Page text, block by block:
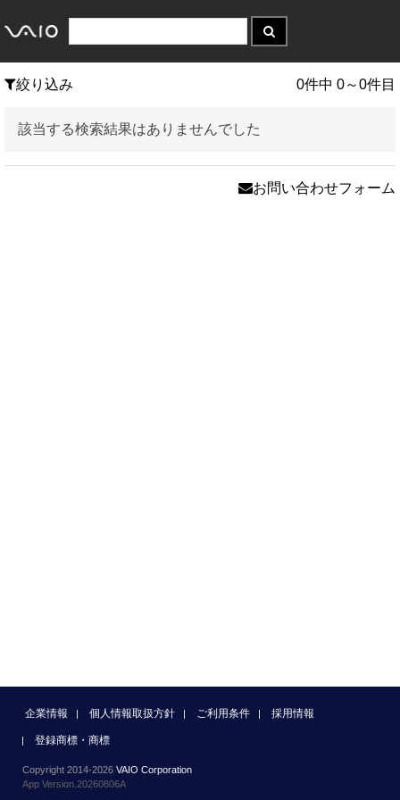
絞り込み 0件中 0～0件目
該当する検索結果はありませんでした
お問い合わせフォーム
企業情報 個人情報取扱方針 ご利用条件 採用情報
登録商標・商標
Copyright 2014-2026 VAIO Corporation
App Version.20260806A